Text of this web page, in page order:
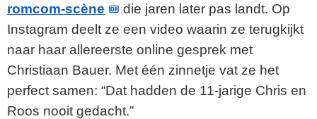
romcom-scène
die jaren later pas landt. Op
Instagram deelt ze een video waarin ze terugkijkt
naar haar allereerste online gesprek met
Christiaan Bauer. Met één zinnetje vat ze het
perfect samen: “Dat hadden de 11-jarige Chris en
Roos nooit gedacht.”